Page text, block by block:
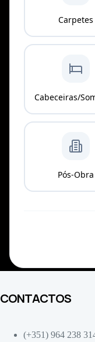
CONTACTOS
(+351) 964 238